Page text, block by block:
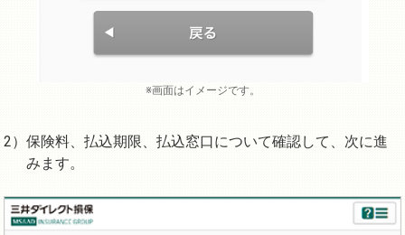
※画面はイメージです。
保険料、払込期限、払込窓口について確認して、次に進
みます。